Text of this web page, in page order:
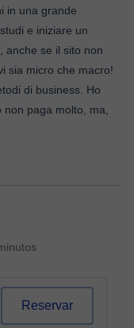
in una grande
e iniziare un
anche se il sito non
sia micro che macro!
di business. Ho
paga molto, ma,
Reservar